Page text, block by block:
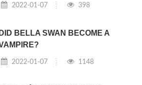
2022-01-07 398
DID BELLA SWAN BECOME A
2022-01-07 1148